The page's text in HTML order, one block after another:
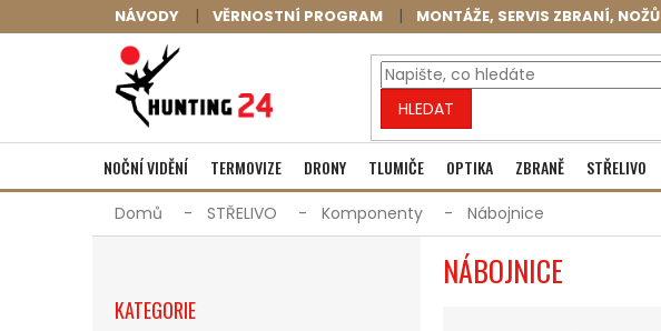
na
NÁVODY VĚRNOSTNÍ PROGRAM MONTÁŽE, SERVIS ZBRANÍ, NOŽŮ
HLEDAT
NOČNÍ VIDĚNÍ TERMOVIZE DRONY TLUMIČE OPTIKA ZBRANĚ STŘELIVO
Domů STŘELIVO Komponenty Nábojnice
P
kategorie
KATEGORIE
NÁBOJNICE